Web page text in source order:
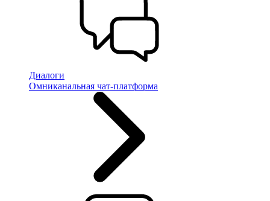
Диалоги
Омниканальная чат-платформа